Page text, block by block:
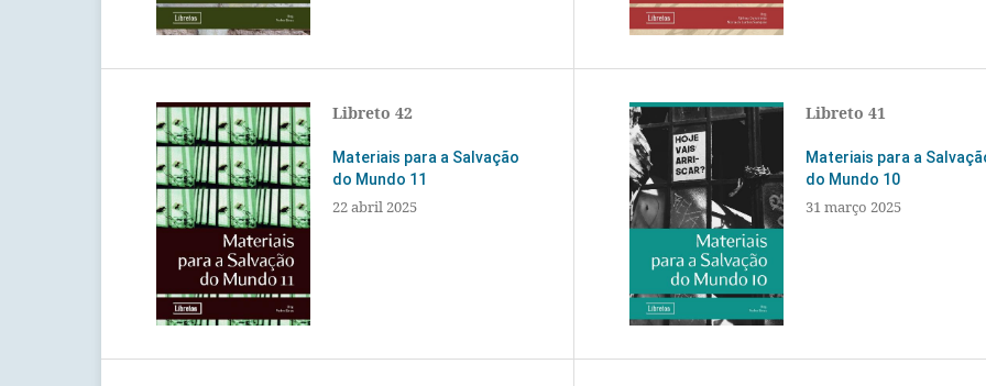
Libreto 42
Materiais para a Salvação
do Mundo 11
22 abril 2025
Libreto 41
Materiais para a
do Mundo 10
31 março 2025